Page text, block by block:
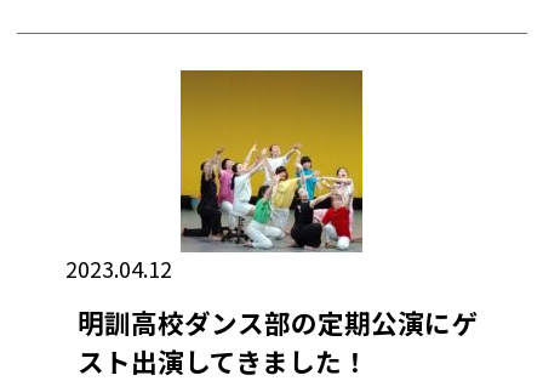
2023.04.12
明訓高校ダンス部の定期公演にゲ
スト出演してきました！